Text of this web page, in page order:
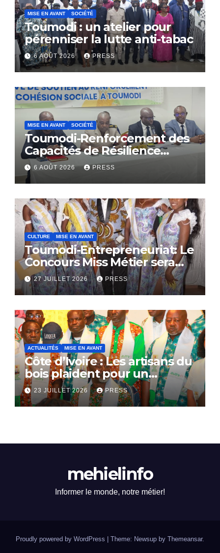
MISE EN AVANT SOCIÉTÉ
Toumodi : un atelier pour
pérenniser la lutte anti-tabac
6 AOÛT 2026 PRESS
MISE EN AVANT SOCIÉTÉ
Toumodi-Renforcement des
Capacités de Résilience
Communautaire
6 AOÛT 2026 PRESS
CULTURE MISE EN AVANT
Toumodi-Entrepreneuriat: Le
Concours Miss Métier sera
bientôt lance.
27 JUILLET 2026 PRESS
ACTUALITÉS MISE EN AVANT
Côte d’Ivoire : Les artisans du
bois plaident pour un
dialogue national
23 JUILLET 2026 PRESS
mehielinfo
Informer le monde, notre métier!
Proudly powered by WordPress Theme: Newsup by Themeansar.